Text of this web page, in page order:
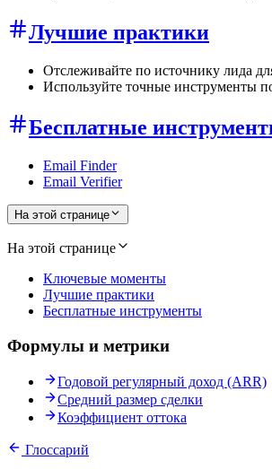
Лучшие практики
Отслеживайте по источнику лида
Используйте точные инструменты
Бесплатные
Email Finder
Email Verifier
На этой странице
На этой странице
Ключевые моменты
Лучшие практики
Бесплатные инструменты
Формулы и метрики
Годовой регулярный доход (ARR)
Средний размер сделки
Коэффициент оттока
Глоссарий